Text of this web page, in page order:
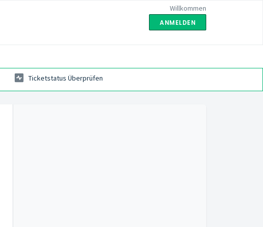
Willkommen
ANMELDEN
Ticketstatus Überprüfen